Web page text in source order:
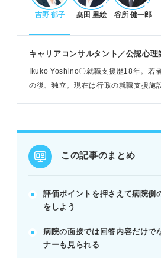
頻出質問と回答のコツ
る。
志望動機は病院の特徴と自身の
例：『貴院の小児科で地域貢
差がつく逆質問と面接マナー
入職意欲や成長熱意を示す逆質
病院のHPでわかる質問や待遇
POINT：逆質問は3つ以上用意
する絶好の機会。
記事の該当箇所を見る
吉野 郁子 桒田 里絵 谷所 健一郎
キャリアコンサルタント／公認心理
Ikuko Yoshino〇就職支援歴18年。若
の後、独立。現在は行政の就職支援施
この記事のまとめ
評価ポイントを押さえて病院側
をしよう
病院の面接では回答内容だけで
ナーも見られる